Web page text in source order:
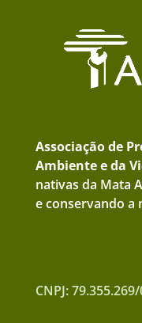
Associação de
Ambiente e da
nativas da Mata
e conservando a
CNPJ: